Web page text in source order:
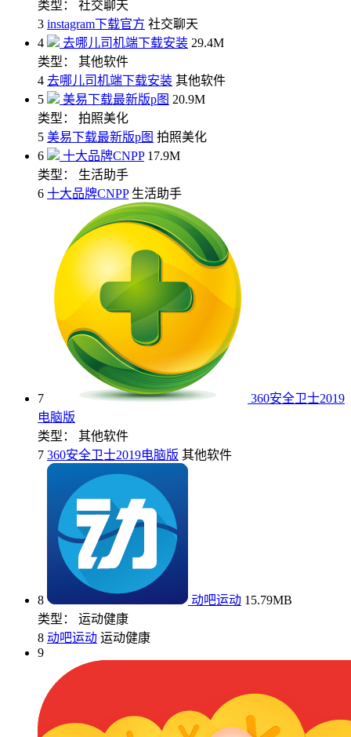
类型： 社交聊天
3 instagram下载官方 社交聊天
4
去哪儿司机端下载安装 29.4M
类型： 其他软件
4 去哪儿司机端下载安装 其他软件
5
美易下载最新版p图 20.9M
类型： 拍照美化
5 美易下载最新版p图 拍照美化
6
十大品牌CNPP 17.9M
类型： 生活助手
6 十大品牌CNPP 生活助手
7
360安全卫士2019
电脑版
类型： 其他软件
7 360安全卫士2019电脑版 其他软件
8 动吧运动 15.79MB
类型： 运动健康
8 动吧运动 运动健康
9